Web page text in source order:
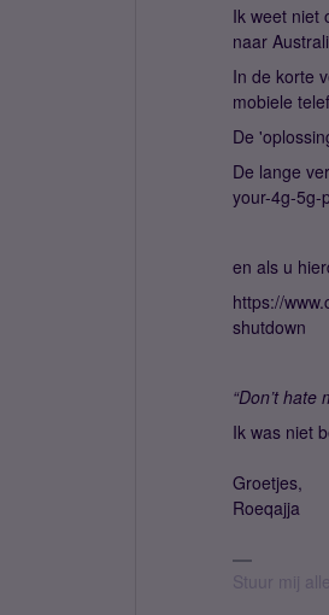
Ik weet niet
naar
In de korte
mobiele
De
De lange
your-4g-5g-
en als u
https://
shutdown
“Don’t
Ik was niet
Groetjes,
Roeqajja
Stuur mij